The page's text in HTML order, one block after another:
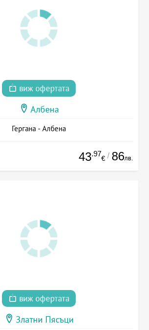
виж офертата
Албена
Гергана - Албена
43.97
€ / 86лв.
виж офертата
Златни Пясъци